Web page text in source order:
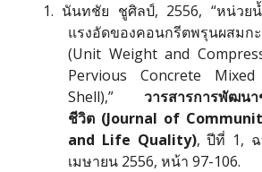
1. นันทชัย ชูศิลป์, 2556, “หน่วย
แรงอัดของคอนกรีตพรุนผสมก
(Unit Weight and
Pervious Concrete
Shell),” วารสารการพัฒน
ชีวิต (Journal of
and Life Quality), ปีที่ 1,
เมษายน 2556, หน้า 97-106.